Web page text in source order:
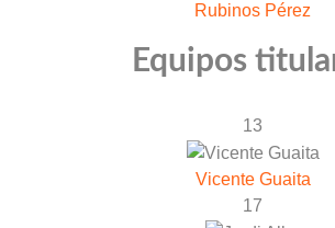
Rubinos Pérez
Equipos
13
Vicente Guaita
17